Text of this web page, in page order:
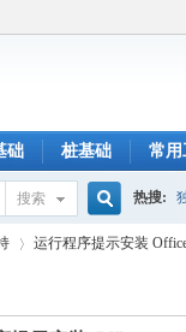
础 桩基础 常用
搜索
搜
热搜:
运行程序提示安装